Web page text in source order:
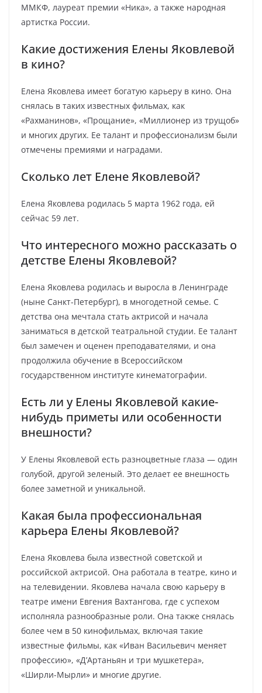
ММКФ, лауреат премии «Ника», а также народная
артистка России.
Какие достижения Елены Яковлевой
в кино?
Елена Яковлева имеет богатую карьеру в кино. Она
снялась в таких известных фильмах, как
«Рахманинов», «Прощание», «Миллионер из трущоб»
и многих других. Ее талант и профессионализм были
отмечены премиями и наградами.
Сколько лет Елене Яковлевой?
Елена Яковлева родилась 5 марта 1962 года, ей
сейчас 59 лет.
Что интересного можно рассказать о
детстве Елены Яковлевой?
Елена Яковлева родилась и выросла в Ленинграде
(ныне Санкт-Петербург), в многодетной семье. С
детства она мечтала стать актрисой и начала
заниматься в детской театральной студии. Ее талант
был замечен и оценен преподавателями, и она
продолжила обучение в Всероссийском
государственном институте кинематографии.
Есть ли у Елены Яковлевой какие-
нибудь приметы или особенности
внешности?
У Елены Яковлевой есть разноцветные глаза — один
голубой, другой зеленый. Это делает ее внешность
более заметной и уникальной.
Какая была профессиональная
карьера Елены Яковлевой?
Елена Яковлева была известной советской и
российской актрисой. Она работала в театре, кино и
на телевидении. Яковлева начала свою карьеру в
театре имени Евгения Вахтангова, где с успехом
исполняла разнообразные роли. Она также снялась
более чем в 50 кинофильмах, включая такие
известные фильмы, как «Иван Васильевич меняет
профессию», «Д’Артаньян и три мушкетера»,
«Ширли-Мырли» и многие другие.